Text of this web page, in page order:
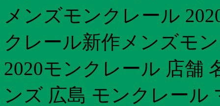
メンズモンクレール
クレール新作メンズモ
2020モンクレール 店舗
ンズ 広島 モンクレール